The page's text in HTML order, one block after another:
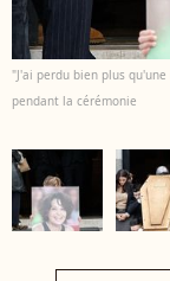
"J'ai perdu bien plus
pendant la cérémonie